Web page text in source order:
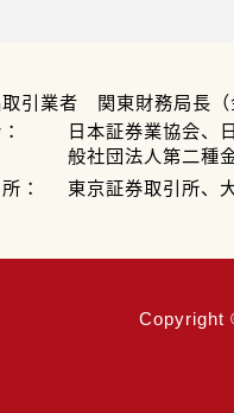
取引業者 関東財務局長
日本証券業協会、
般社団法人第二種
：
東京証券取引所、
Copyright